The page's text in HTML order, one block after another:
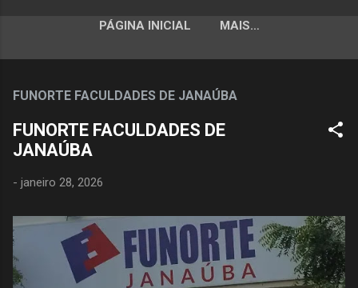
PÁGINA INICIAL MAIS…
FUNORTE FACULDADES DE JANAÚBA
FUNORTE FACULDADES DE
JANAÚBA
- janeiro 28, 2026